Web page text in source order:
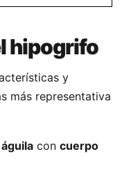
hipogrifo
y
más representativa
águila con cuerpo